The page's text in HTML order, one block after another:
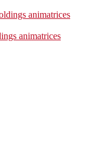
animatrices